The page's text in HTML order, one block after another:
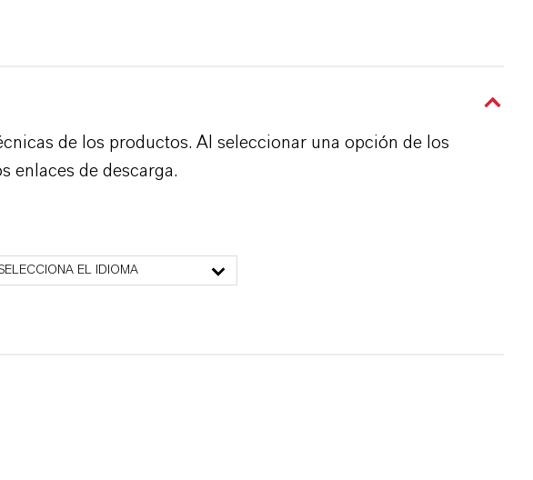
de los productos. Al seleccionar una opción de los
enlaces de descarga.
EL IDIOMA